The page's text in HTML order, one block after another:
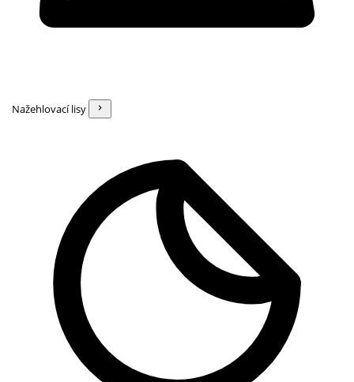
Nažehlovací lisy